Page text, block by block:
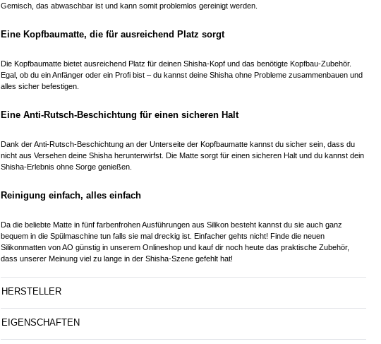
Gemisch, das abwaschbar ist und kann somit problemlos gereinigt werden.
Eine Kopfbaumatte, die für ausreichend Platz sorgt
Die Kopfbaumatte bietet ausreichend Platz für deinen Shisha-Kopf und das benötigte Kopfbau-Zubehör.
Egal, ob du ein Anfänger oder ein Profi bist – du kannst deine Shisha ohne Probleme zusammenbauen und
alles sicher befestigen.
Eine Anti-Rutsch-Beschichtung für einen sicheren Halt
Dank der Anti-Rutsch-Beschichtung an der Unterseite der Kopfbaumatte kannst du sicher sein, dass du
nicht aus Versehen deine Shisha herunterwirfst. Die Matte sorgt für einen sicheren Halt und du kannst dein
Shisha-Erlebnis ohne Sorge genießen.
Reinigung einfach, alles einfach
Da die beliebte Matte in fünf farbenfrohen Ausführungen aus Silikon besteht kannst du sie auch ganz
bequem in die Spülmaschine tun falls sie mal dreckig ist. Einfacher gehts nicht! Finde die neuen
Silikonmatten von AO günstig in unserem Onlineshop und kauf dir noch heute das praktische Zubehör,
dass unserer Meinung viel zu lange in der Shisha-Szene gefehlt hat!
HERSTELLER
EIGENSCHAFTEN